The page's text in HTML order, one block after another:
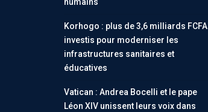
Korhogo : plus de 3,6 milliards FCFA
investis pour moderniser les
infrastructures sanitaires et
éducatives
Vatican : Andrea Bocelli et le pape
Léon XIV unissent leurs voix dans